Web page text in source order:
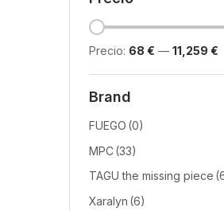
Precio: 68 € — 11,259 €
Brand
FUEGO (0)
MPC(33)
TAGU the missing piece
Xaralyn (6)